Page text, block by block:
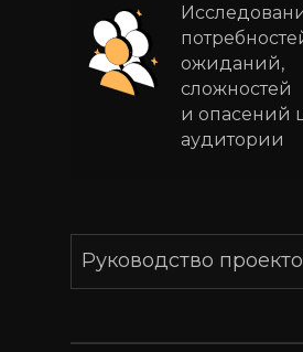
ожиданий,
сложностей
и опасений
аудитории
Руководство